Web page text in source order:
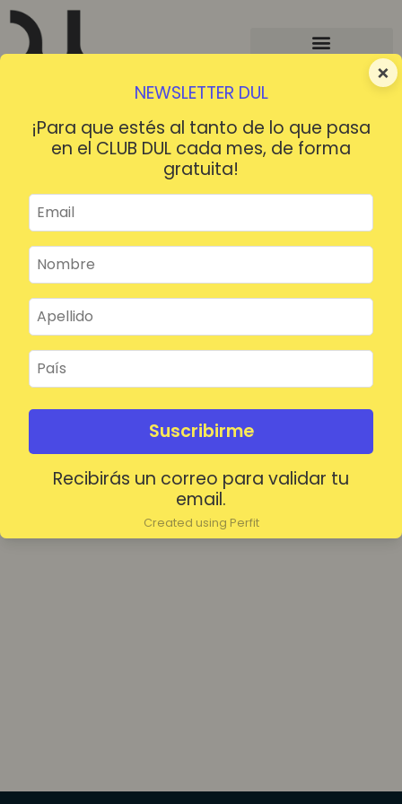
×
NEWSLETTER DUL
¡Para que estés al tanto de lo que pasa
en el CLUB DUL cada mes, de forma
gratuita!
Suscribirme
Recibirás un correo para validar tu
email.
Created using Perfit
¡HOLA!
Mantenerme conectado
Acceder